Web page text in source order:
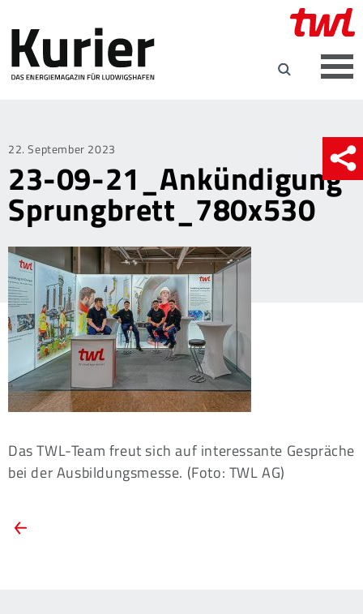
Posted
on
22. September 2023
23-09-21_Ankündigung
Sprungbrett_780x530
Das TWL-Team freut sich auf interessante Gespräche
bei der Ausbildungsmesse. (Foto: TWL AG)
ARTIKEL-